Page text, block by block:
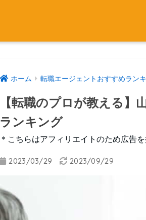
ホーム 転職エージェントおすすめラン
【転職のプロが教える】
ランキング
＊こちらはアフィリエイトのため広告を
2023/03/29 2023/09/29